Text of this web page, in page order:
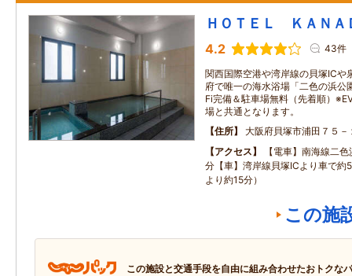
ＨＯＴＥＬ ＫＡＮ
4.2 43件
関西国際空港や湾岸線の貝塚ICや
府で唯一の海水浴場「二色の浜
Fi完備＆駐車場無料（先着順）
場と共通となります。
住所
大阪府貝塚市浦田７５－
アクセス
【電車】南海線二
分【車】湾岸線貝塚ICより車で約
より約15分）
この施
この施設と交通手段を自由に組み合わせたおトクな